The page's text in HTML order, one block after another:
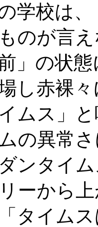
学校は
のが言
」の状
し赤裸
イムス」
の異常
ダンタイ
ーから
タイム